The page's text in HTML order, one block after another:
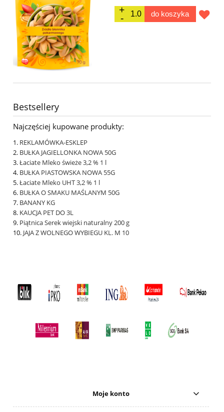
do koszyka
Bestsellery
Najczęściej kupowane produkty:
REKLAMÓWKA-ESKLEP
BUŁKA JAGIELLONKA NOWA 50G
Łaciate Mleko świeże 3,2 % 1 l
BUŁKA PIASTOWSKA NOWA 55G
Łaciate Mleko UHT 3,2 % 1 l
BUŁKA O SMAKU MAŚLANYM 50G
BANANY KG
KAUCJA PET DO 3L
Piątnica Serek wiejski naturalny 200 g
JAJA Z WOLNEGO WYBIEGU KL. M 10
Moje konto